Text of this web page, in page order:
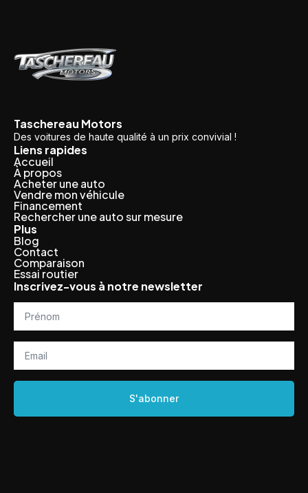
Taschereau Motors
Des voitures de haute qualité à un prix convivial !
Liens rapides
Accueil
À propos
Acheter une auto
Vendre mon véhicule
Financement
Rechercher une auto sur mesure
Plus
Blog
Contact
Comparaison
Essai routier
Inscrivez-vous à notre newsletter
Prénom
Email
S'abonner